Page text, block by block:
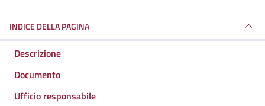
INDICE DELLA PAGINA
Descrizione
Documento
Ufficio responsabile